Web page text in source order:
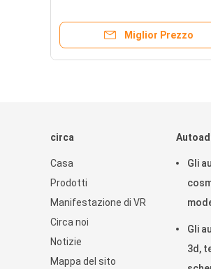
personale
Miglior Prezzo
circa
Casa
Prodotti
Manifestazione di VR
Circa noi
Notizie
Mappa del sito
Gli
Gli
3d,